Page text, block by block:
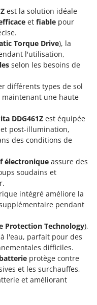
tracteur
est la solution idéale
et fiable pour
Torque Drive), la
l'utilisation,
selon les besoins de
différents types de sol
maintenant une haute
DDG461Z est équipée
post-illumination,
des conditions de
électronique assure des
soudains et
intégré améliore la
pendant
Protection Technology),
l'eau, parfait pour des
difficiles.
protège contre
et les surchauffes,
et améliorant